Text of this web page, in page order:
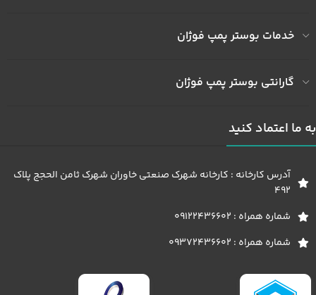
خدمات بوستر پمپ فوژان
گارانتی بوستر پمپ فوژان
به ما اعتماد کنید
آدرس کارخانه : کارخانه شهرک صنعتی خاوران شهرک ثامن الحجج پلاک
492
شماره همراه : 09122436602
شماره همراه : 09372436602